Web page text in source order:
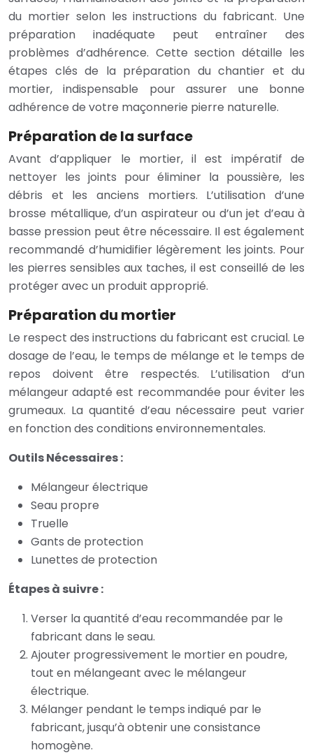
du mortier selon les instructions du fabricant. Une
préparation inadéquate peut entraîner des
problèmes d’adhérence. Cette section détaille les
étapes clés de la préparation du chantier et du
mortier, indispensable pour assurer une bonne
adhérence de votre maçonnerie pierre naturelle.
Préparation de la surface
Avant d’appliquer le mortier, il est impératif de
nettoyer les joints pour éliminer la poussière, les
débris et les anciens mortiers. L’utilisation d’une
brosse métallique, d’un aspirateur ou d’un jet d’eau à
basse pression peut être nécessaire. Il est également
recommandé d’humidifier légèrement les joints. Pour
les pierres sensibles aux taches, il est conseillé de les
protéger avec un produit approprié.
Préparation du mortier
Le respect des instructions du fabricant est crucial. Le
dosage de l’eau, le temps de mélange et le temps de
repos doivent être respectés. L’utilisation d’un
mélangeur adapté est recommandée pour éviter les
grumeaux. La quantité d’eau nécessaire peut varier
en fonction des conditions environnementales.
Outils Nécessaires :
Mélangeur électrique
Seau propre
Truelle
Gants de protection
Lunettes de protection
Étapes à suivre :
Verser la quantité d’eau recommandée par le
fabricant dans le seau.
Ajouter progressivement le mortier en poudre,
tout en mélangeant avec le mélangeur
électrique.
Mélanger pendant le temps indiqué par le
fabricant, jusqu’à obtenir une consistance
homogène.